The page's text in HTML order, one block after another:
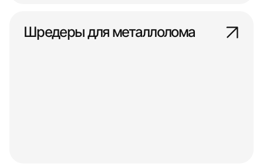
Шредеры для металлолома